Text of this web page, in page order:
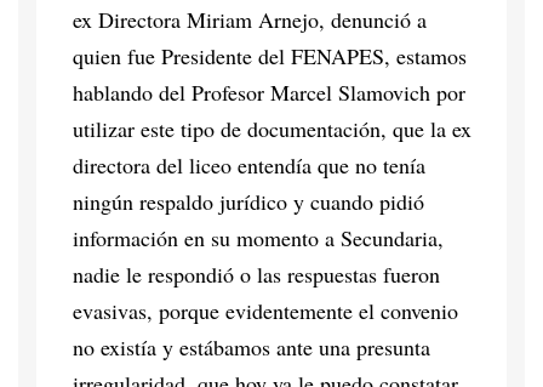
ex Directora Miriam Arnejo, denunció a
quien fue Presidente del FENAPES, estamos
hablando del Profesor Marcel Slamovich por
utilizar este tipo de documentación, que la ex
directora del liceo entendía que no tenía
ningún respaldo jurídico y cuando pidió
información en su momento a Secundaria,
nadie le respondió o las respuestas fueron
evasivas, porque evidentemente el convenio
no existía y estábamos ante una presunta